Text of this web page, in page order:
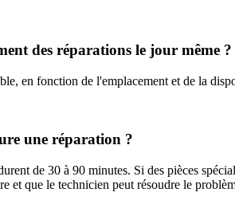
des réparations le jour même ?
en fonction de l'emplacement et de la
une réparation ?
de 30 à 90 minutes. Si des pièces
et que le technicien peut résoudre le